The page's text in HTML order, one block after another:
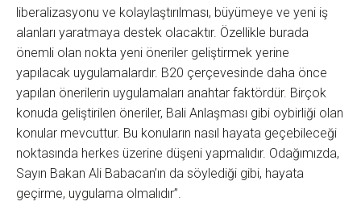
liberalizasyonu ve kolaylaştırılması, büyümeye ve yeni iş
alanları yaratmaya destek olacaktır. Özellikle burada
önemli olan nokta yeni öneriler geliştirmek yerine
yapılacak uygulamalardır. B20 çerçevesinde daha önce
yapılan önerilerin uygulamaları anahtar faktördür. Birçok
konuda geliştirilen öneriler, Bali Anlaşması gibi oybirliği olan
konular mevcuttur. Bu konuların nasıl hayata geçebileceği
noktasında herkes üzerine düşeni yapmalıdır. Odağımızda,
Sayın Bakan Ali Babacan’ın da söylediği gibi, hayata
geçirme, uygulama olmalıdır”.